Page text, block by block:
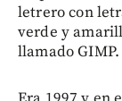
letrero con
verde y
llamado GIMP.